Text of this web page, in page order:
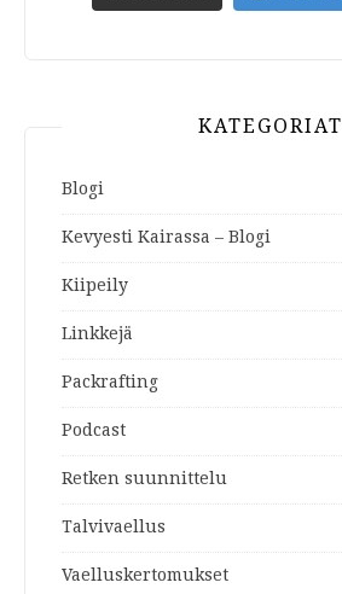
KATEGORIAT
Blogi
Kevyesti Kairassa – Blogi
Kiipeily
Linkkejä
Packrafting
Podcast
Retken suunnittelu
Talvivaellus
Vaelluskertomukset